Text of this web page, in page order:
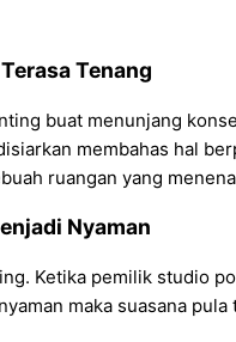
Tenang
buat menunjang
membahas hal
ruangan yang
Nyaman
Ketika pemilik studio
maka suasana